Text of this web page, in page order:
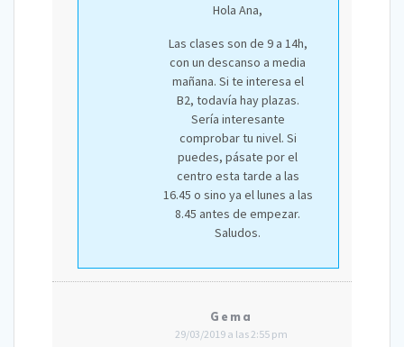
Hola Ana,
Las clases son de 9 a 14h,
con un descanso a media
mañana. Si te interesa el
B2, todavía hay plazas.
Sería interesante
comprobar tu nivel. Si
puedes, pásate por el
centro esta tarde a las
16.45 o sino ya el lunes a las
8.45 antes de empezar.
Saludos.
Gema
29/03/2019 a las 2:55 pm